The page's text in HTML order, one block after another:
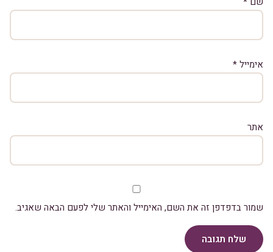
אימייל*
אתר
שמור בדפדפן זה את השם, האימייל והאתר שלי לפעם הבאה שאגיב.
שלח תגובה